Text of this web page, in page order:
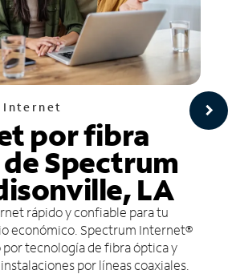
Internet
por fibra
Spectrum
LA
rápido y confiable para tu
económico. Spectrum Internet®
por tecnología de fibra óptica y
por líneas coaxiales.